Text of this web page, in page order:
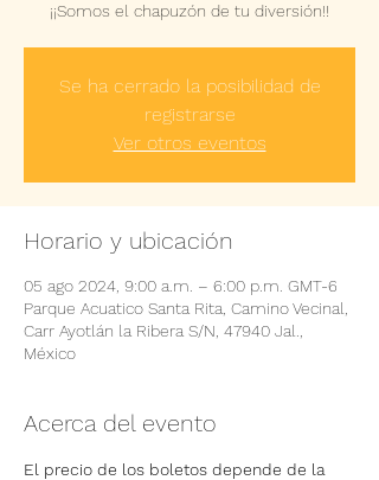
¡¡Somos el chapuzón de tu diversión!!
Se ha cerrado la posibilidad de
registrarse
Ver otros eventos
Horario y ubicación
05 ago 2024, 9:00 a.m. – 6:00 p.m. GMT-6
Parque Acuatico Santa Rita, Camino Vecinal,
Carr Ayotlán la Ribera S/N, 47940 Jal.,
México
Acerca del evento
El precio de los boletos depende de la